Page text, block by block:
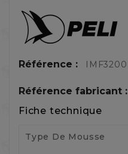
Référence : IMF3200
Référence fabricant :
Fiche technique
Type De Mousse